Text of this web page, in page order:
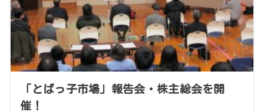
「とばっ子市場」報告会・株主総会を開
催！